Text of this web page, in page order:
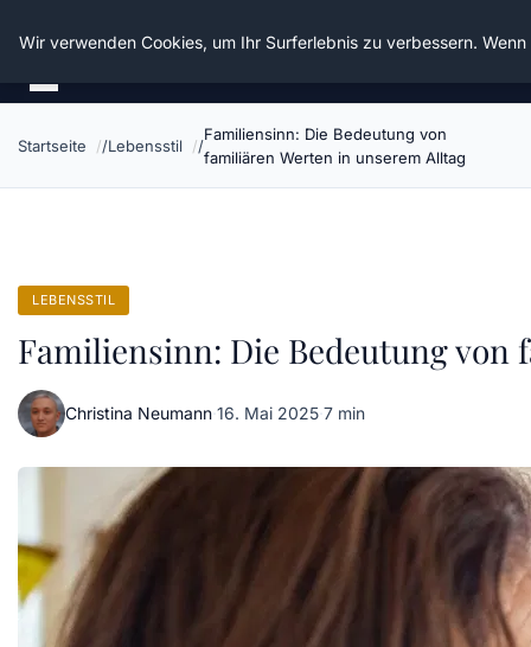
Die Schnitter
Startseite Lebensstil
Familiensinn: Die Bedeutung von
familiären Werten in unserem Alltag
LEBENSSTIL
Familiensinn: Die Bedeutung
Christina Neumann·16. Mai 2025·7 min
Wir verwenden Cookies, um Ihr Surferlebnis zu verbessern.